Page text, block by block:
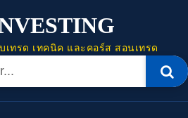
เทรด เทคนิค และคอร์ส สอนเทรด